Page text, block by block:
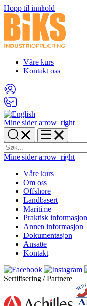
Hopp til innhold
Våre kurs
Kontakt oss
Mine sider arrow_right
Mine sider arrow_right
Våre kurs
Om oss
Offshore
Landbasert
Maritime
Praktisk informasjon
Annen informasjon
Dokumentasjon
Ansatte
Kontakt
Sertifisering / Partnere